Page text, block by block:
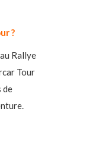
?
Rallye
Tour
de